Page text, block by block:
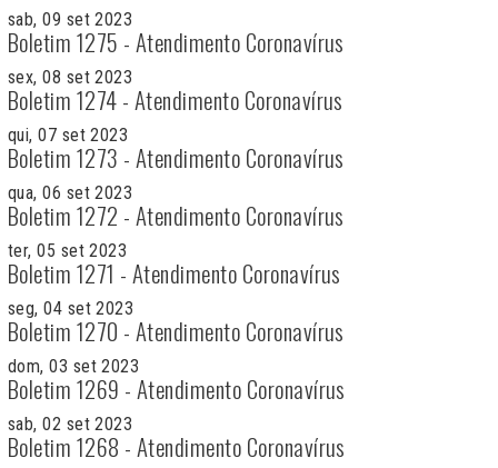
sab, 09 set 2023
Boletim 1275 - Atendimento Coronavírus
sex, 08 set 2023
Boletim 1274 - Atendimento Coronavírus
qui, 07 set 2023
Boletim 1273 - Atendimento Coronavírus
qua, 06 set 2023
Boletim 1272 - Atendimento Coronavírus
ter, 05 set 2023
Boletim 1271 - Atendimento Coronavírus
seg, 04 set 2023
Boletim 1270 - Atendimento Coronavírus
dom, 03 set 2023
Boletim 1269 - Atendimento Coronavírus
sab, 02 set 2023
Boletim 1268 - Atendimento Coronavírus